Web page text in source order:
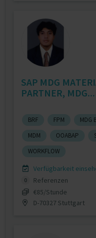
SAP MDG
PARTNER, MDG...
BRF FPM MDG
MDM
OOABAP
WORKFLOW
Verfügbarkeit
0
Referenzen
€85/Stunde
D-70327 Stuttgart